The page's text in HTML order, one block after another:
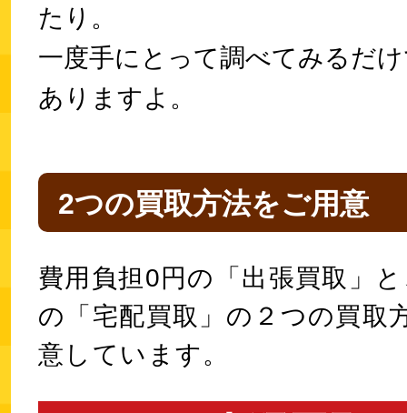
たり。
一度手にとって調べてみるだ
ありますよ。
2つの買取方法をご用意
費用負担0円の「出張買取」
の「宅配買取」の２つの買取
意しています。